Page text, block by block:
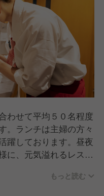
わせて平均５０名程度
。ランチは主婦の方々
躍しております。昼夜
に、元気溢れるレスト
もっと読む